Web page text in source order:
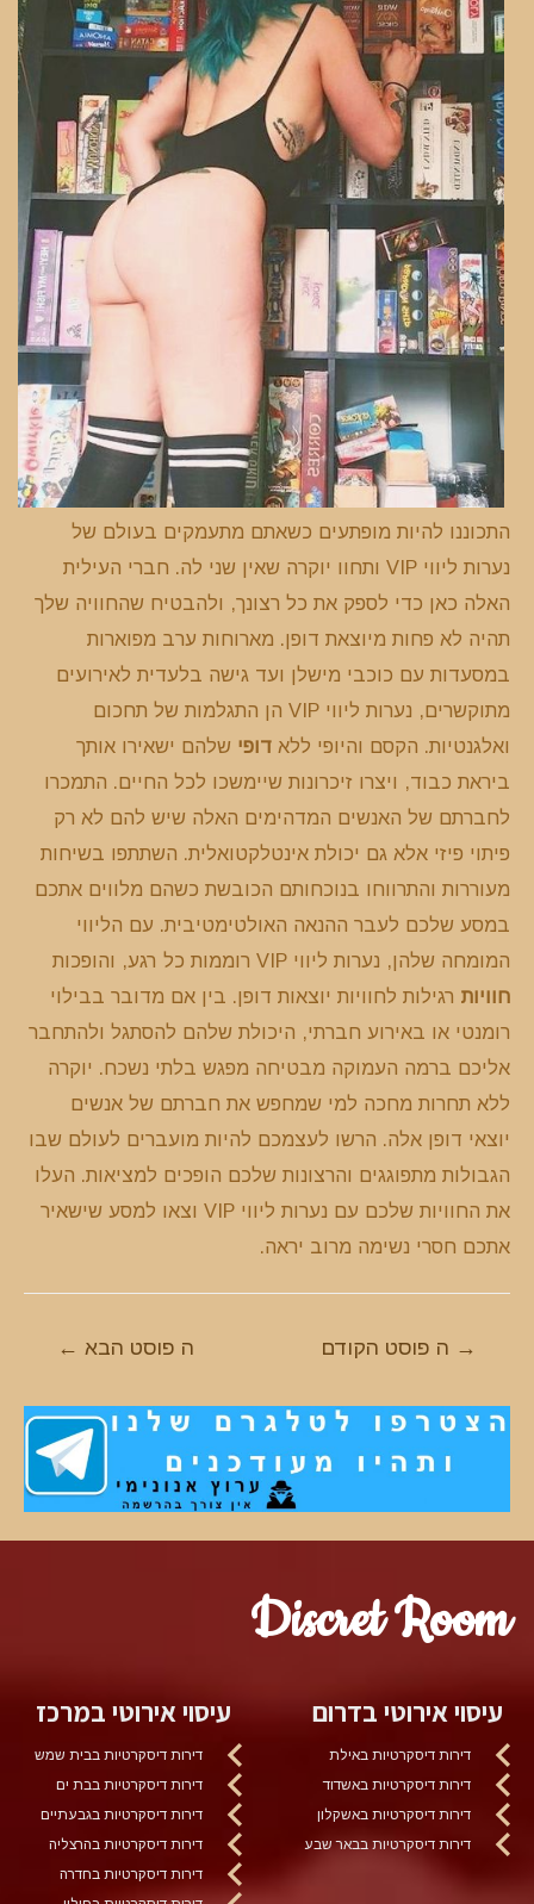
התכוננו להיות מופתעים כשאתם מתעמקים בעולם של
נערות ליווי VIP ותחוו יוקרה שאין שני לה. חברי העילית
האלה כאן כדי לספק את כל רצונך, ולהבטיח שהחוויה שלך
תהיה לא פחות מיוצאת דופן. מארוחות ערב מפוארות
במסעדות עם כוכבי מישלן ועד גישה בלעדית לאירועים
מתוקשרים, נערות ליווי VIP הן התגלמות של תחכום
ואלגנטיות. הקסם והיופי ללא דופי שלהם ישאירו אותך
ביראת כבוד, ויצרו זיכרונות שיימשכו לכל החיים. התמכרו
לחברתם של האנשים המדהימים האלה שיש להם לא רק
פיתוי פיזי אלא גם יכולת אינטלקטואלית. השתתפו בשיחות
מעוררות והתרווחו בנוכחותם הכובשת כשהם מלווים אתכם
במסע שלכם לעבר ההנאה האולטימטיבית. עם הליווי
המומחה שלהן, נערות ליווי VIP רוממות כל רגע, והופכות
חוויות רגילות לחוויות יוצאות דופן. בין אם מדובר בבילוי
רומנטי או באירוע חברתי, היכולת שלהם להסתגל ולהתחבר
אליכם ברמה העמוקה מבטיחה מפגש בלתי נשכח. יוקרה
ללא תחרות מחכה למי שמחפש את חברתם של אנשים
יוצאי דופן אלה. הרשו לעצמכם להיות מועברים לעולם שבו
הגבולות מתפוגגים והרצונות שלכם הופכים למציאות. העלו
את החוויות שלכם עם נערות ליווי VIP וצאו למסע שישאיר
אתכם חסרי נשימה מרוב יראה.
ניווט
→ ה פוסט הקודם ה פוסט הבא ←
Discret Room
עיסוי אירוטי בדרום
דירות דיסקרטיות באילת
דירות דיסקרטיות באשדוד
דירות דיסקרטיות באשקלון
דירות דיסקרטיות בבאר שבע
עיסוי אירוטי במרכז
דירות דיסקרטיות בבית שמש
דירות דיסקרטיות בבת ים
דירות דיסקרטיות בגבעתיים
דירות דיסקרטיות בהרצליה
דירות דיסקרטיות בחדרה